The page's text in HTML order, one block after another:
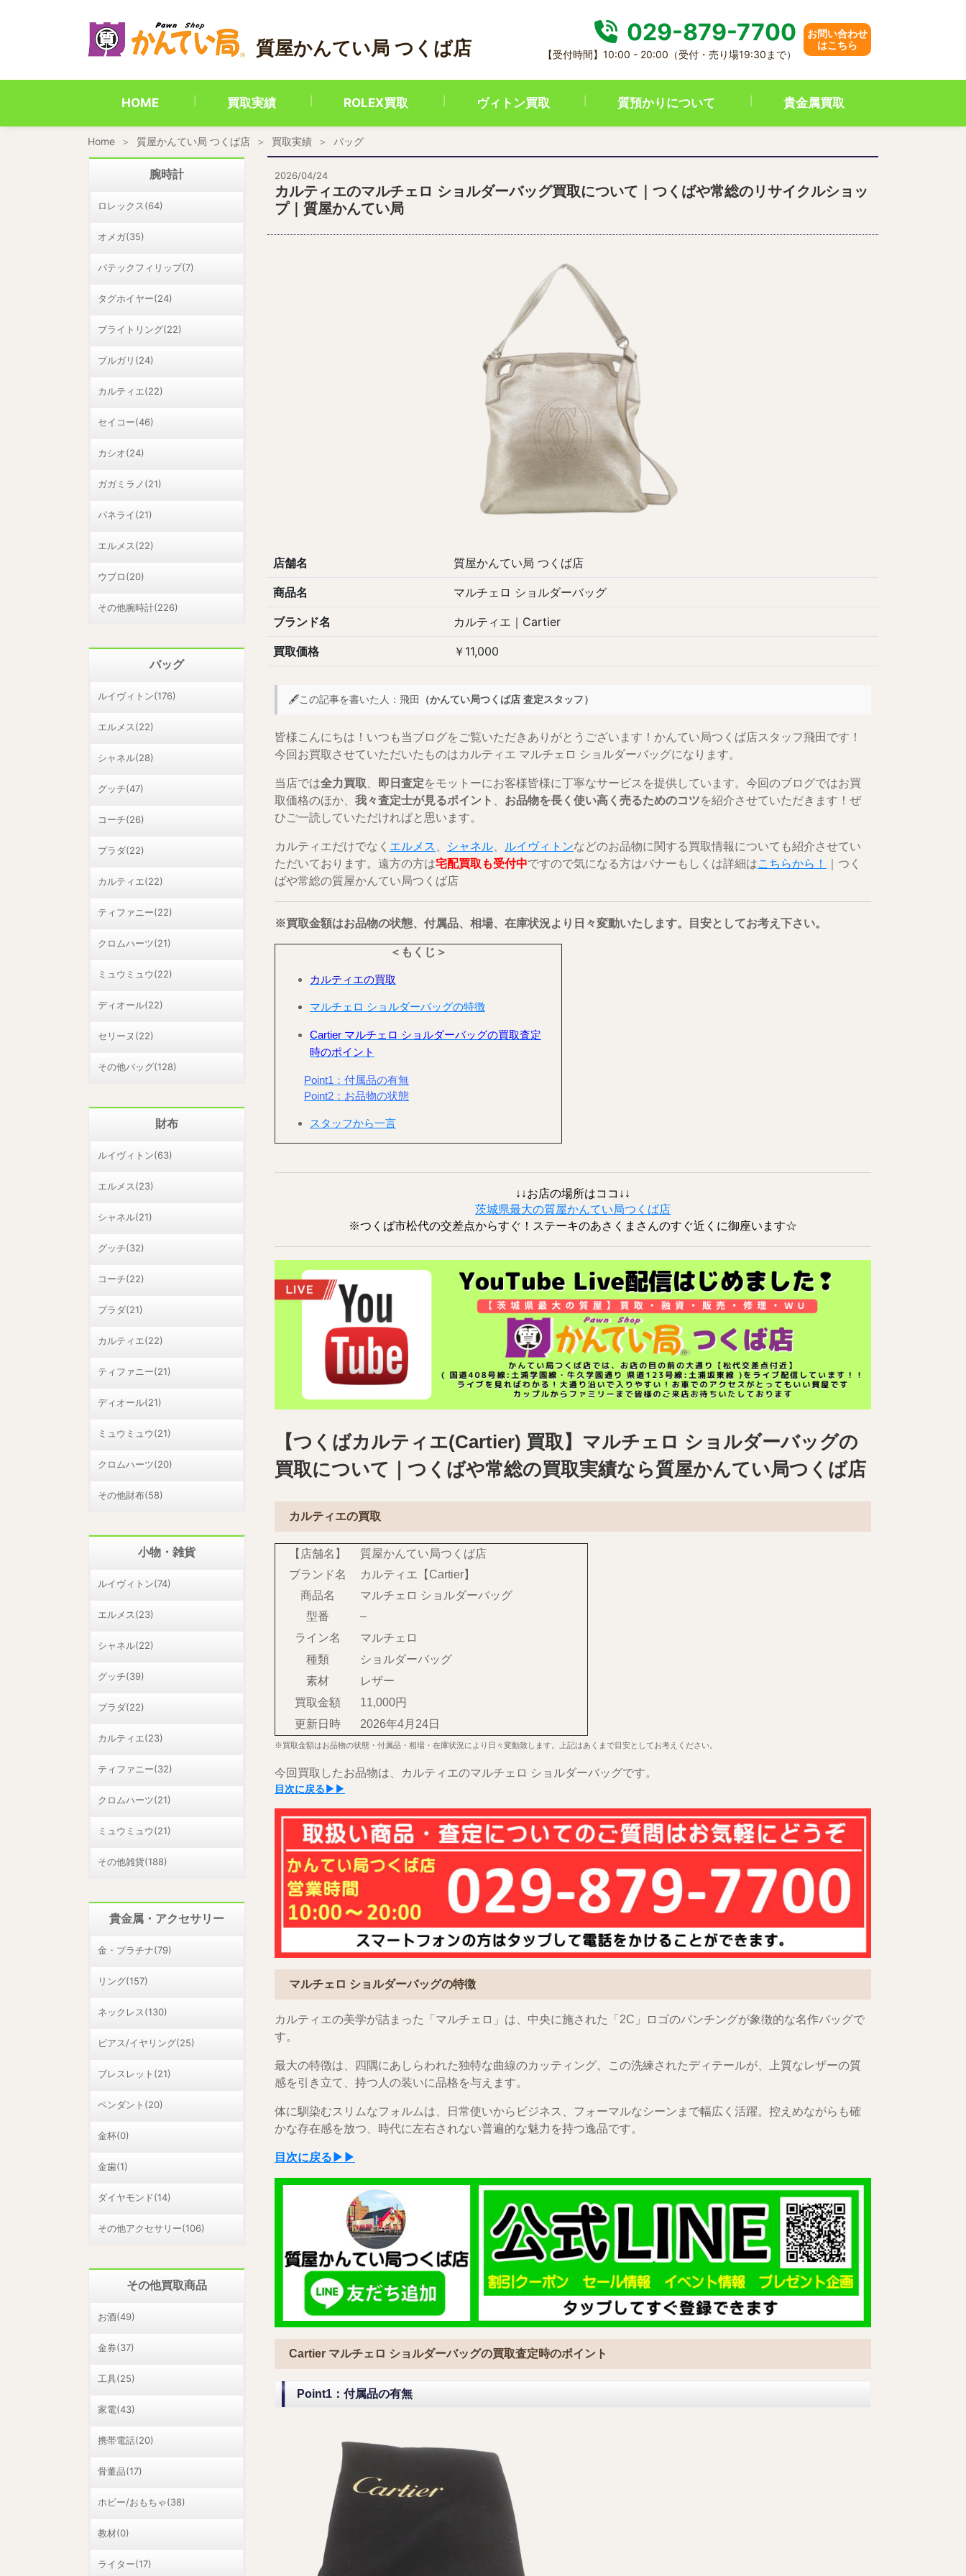
質屋かんてい局 つくば店
029-879-7700
【受付時間】10:00 - 20:00（受付・売り場19:30まで）
お問い合わせ
はこちら
HOME 買取実績 ROLEX買取 ヴィトン買取 質預かりについて 貴金属買取
Home 質屋かんてい局 つくば店 買取実績 バッグ
2026/04/24
カルティエのマルチェロ ショルダーバッグ買取について｜つくばや常総のリサイクルショッ
プ｜質屋かんてい局
店舗名 質屋かんてい局 つくば店
商品名 マルチェロ ショルダーバッグ
ブランド名 カルティエ｜Cartier
買取価格 ￥11,000
🖋️この記事を書いた人：飛田 （かんてい局つくば店 査定スタッフ）
皆様こんにちは！いつも当ブログをご覧いただきありがとうございます！かんてい局つくば店スタッフ飛田です！
今回お買取させていただいたものはカルティエ マルチェロ ショルダーバッグになります。
当店では全力買取 即日査定をモットーにお客様皆様に丁寧なサービスを提供しています。今回のブログではお買
取価格のほか、 我々査定士が見るポイント お品物を長く使い高く売るためのコツを紹介させていただきます！ぜ
ひご一読していただければと思います。
カルティエだけでなく エルメス シャネル ルイヴィトンなどのお品物に関する買取情報についても紹介させてい
ただいております。遠方の方は宅配買取も受付中ですので気になる方はバナーもしくは詳細はこちらから！
｜つく
ばや常総の質屋かんてい局つくば店
※買取金額はお品物の状態、付属品、相場、在庫状況より日々変動いたします。目安としてお考え下さい。
＜もくじ＞
カルティエの買取
マルチェロ ショルダーバッグの特徴
Cartier マルチェロ ショルダーバッグの買取査定
時のポイント
Point1：付属品の有無
Point2：お品物の状態
スタッフから一言
↓↓お店の場所はココ↓↓
茨城県最大の質屋かんてい局つくば店
※つくば市松代の交差点からすぐ！ステーキのあさくまさんのすぐ近くに御座います☆
【つくばカルティエ(Cartier) 買取】マルチェロ ショルダーバッグの
買取について｜つくばや常総の買取実績なら質屋かんてい局つくば店
カルティエの買取
【店舗名】
質屋かんてい局つくば店
ブランド名
カルティエ【Cartier】
商品名
マルチェロ ショルダーバッグ
型番
–
ライン名
マルチェロ
種類
ショルダーバッグ
素材
レザー
買取金額
11,000円
更新日時
2026年4月24日
※買取金額はお品物の状態・付属品・相場・在庫状況により日々変動致します。上記はあくまで目安としてお考えください。
今回買取したお品物は、カルティエのマルチェロ ショルダーバッグです。
目次に戻る▶▶
マルチェロ ショルダーバッグの特徴
カルティエの美学が詰まった「マルチェロ」は、中央に施された「2C」ロゴのパンチングが象徴的な名作バッグで
す。
最大の特徴は、四隅にあしらわれた独特な曲線のカッティング。この洗練されたディテールが、上質なレザーの質
感を引き立て、持つ人の装いに品格を与えます。
体に馴染むスリムなフォルムは、日常使いからビジネス、フォーマルなシーンまで幅広く活躍。控えめながらも確
かな存在感を放つ、時代に左右されない普遍的な魅力を持つ逸品です。
目次に戻る▶▶
Cartier マルチェロ ショルダーバッグの買取査定時のポイント
Point1：付属品の有無
腕時計
ロレックス(64)
オメガ(35)
パテックフィリップ(7)
タグホイヤー(24)
ブライトリング(22)
ブルガリ(24)
カルティエ(22)
セイコー(46)
カシオ(24)
ガガミラノ(21)
パネライ(21)
エルメス(22)
ウブロ(20)
その他腕時計(226)
バッグ
ルイヴィトン(176)
エルメス(22)
シャネル(28)
グッチ(47)
コーチ(26)
プラダ(22)
カルティエ(22)
ティファニー(22)
クロムハーツ(21)
ミュウミュウ(22)
ディオール(22)
セリーヌ(22)
その他バッグ(128)
財布
ルイヴィトン(63)
エルメス(23)
シャネル(21)
グッチ(32)
コーチ(22)
プラダ(21)
カルティエ(22)
ティファニー(21)
ディオール(21)
ミュウミュウ(21)
クロムハーツ(20)
その他財布(58)
小物・雑貨
ルイヴィトン(74)
エルメス(23)
シャネル(22)
グッチ(39)
プラダ(22)
カルティエ(23)
ティファニー(32)
クロムハーツ(21)
ミュウミュウ(21)
その他雑貨(188)
貴金属・アクセサリー
金・プラチナ(79)
リング(157)
ネックレス(130)
ピアス/イヤリング(25)
ブレスレット(21)
ペンダント(20)
金杯(0)
金歯(1)
ダイヤモンド(14)
その他アクセサリー(106)
その他買取商品
お酒(49)
金券(37)
工具(25)
家電(43)
携帯電話(20)
骨董品(17)
ホビー/おもちゃ(38)
教材(0)
ライター(17)